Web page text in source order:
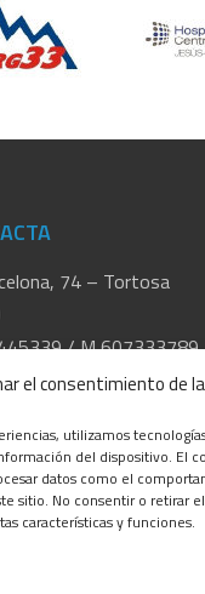
el consentimiento de
utilizamos
del dispositivo. El
datos como el
sitio. No consentir o retirar
características y funciones.
74 – Tortosa
/ M 607333789